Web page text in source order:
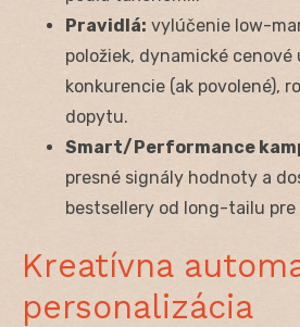
Pravidlá: vylúčenie low-
položiek, dynamické cenové
konkurencie (ak povolené),
dopytu.
Smart/Performance
presné signály hodnoty a
bestsellery od long-tailu pre
Kreatívna
personalizácia